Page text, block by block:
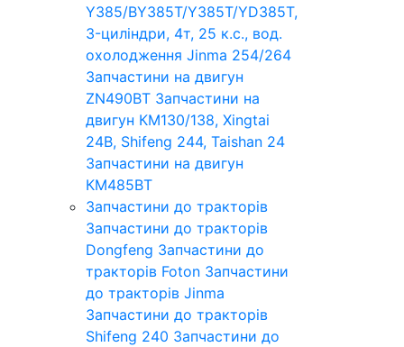
Y385/BY385T/Y385T/YD385T,
3-циліндри, 4т, 25 к.с., вод.
охолодження Jinma 254/264
Запчастини на двигун
ZN490BT Запчастини на
двигун КМ130/138, Xingtai
24B, Shifeng 244, Taishan 24
Запчастини на двигун
КМ485ВТ
Запчастини до тракторів
Запчастини до тракторів
Dongfeng Запчастини до
тракторів Foton Запчастини
до тракторів Jinma
Запчастини до тракторів
Shifeng 240 Запчастини до